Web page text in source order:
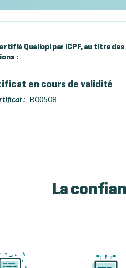
Qualiopi par ICPF, au titre
:
en cours de validité
: B00508
La